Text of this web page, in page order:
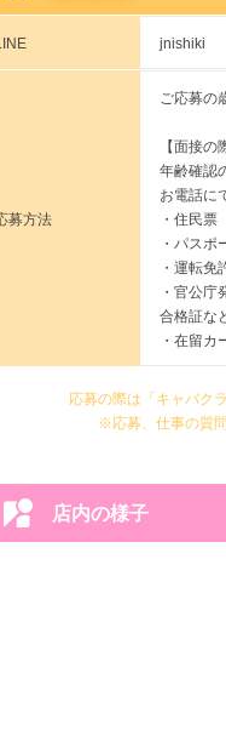
jnishiki
募方法
ご応募の
【面接の
年齢確認
お電話に
・住民票
・パスポ
・運転免
・官公
合格証な
・在留
応募の際は「キャバク
※応募、仕事の質
店内の様子